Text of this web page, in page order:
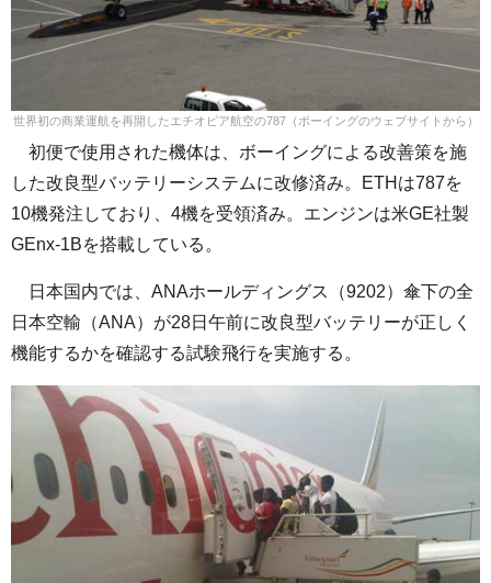
世界初の商業運航を再開したエチオピア航空の787（ボーイングのウェブサイトから）
初便で使用された機体は、ボーイングによる改善策を施
した改良型バッテリーシステムに改修済み。ETHは787を
10機発注しており、4機を受領済み。エンジンは米GE社製
GEnx-1Bを搭載している。
日本国内では、ANAホールディングス（9202）傘下の全
日本空輸（ANA）が28日午前に改良型バッテリーが正しく
機能するかを確認する試験飛行を実施する。